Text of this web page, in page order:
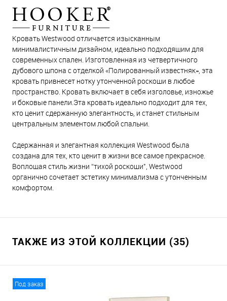
Кровать Westwood отличается изысканным
минималистичным дизайном, идеально подходящим для
современных спален. Изготовленная из четвертичного
дубового шпона с отделкой «Полированный известняк», эта
кровать привнесет нотку утонченной роскоши в любое
пространство. Кровать включает в себя изголовье, изножье
и боковые панели.Эта кровать идеально подходит для тех,
кто ценит сдержанную элегантность, и станет стильным
центральным элементом любой спальни.
Сдержанная и элегантная коллекция Westwood была
создана для тех, кто ценит в жизни все самое прекрасное.
Воплощая стиль жизни “тихой роскоши", Westwood
органично сочетает эстетику минимализма с утонченным
комфортом.
ТАКЖЕ ИЗ ЭТОЙ КОЛЛЕКЦИИ (35)
Под заказ